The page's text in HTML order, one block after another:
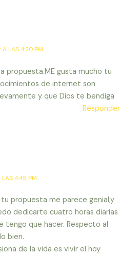
A LAS 4:20 PM
propuesta.ME gusta mucho tu
de internet son
y que Dios te bendiga
Responder
LAS 4:45 PM
propuesta me parece genial,y
dedicarte cuatro horas diarias
tengo que hacer. Respecto al
bien.
de la vida es vivir el hoy